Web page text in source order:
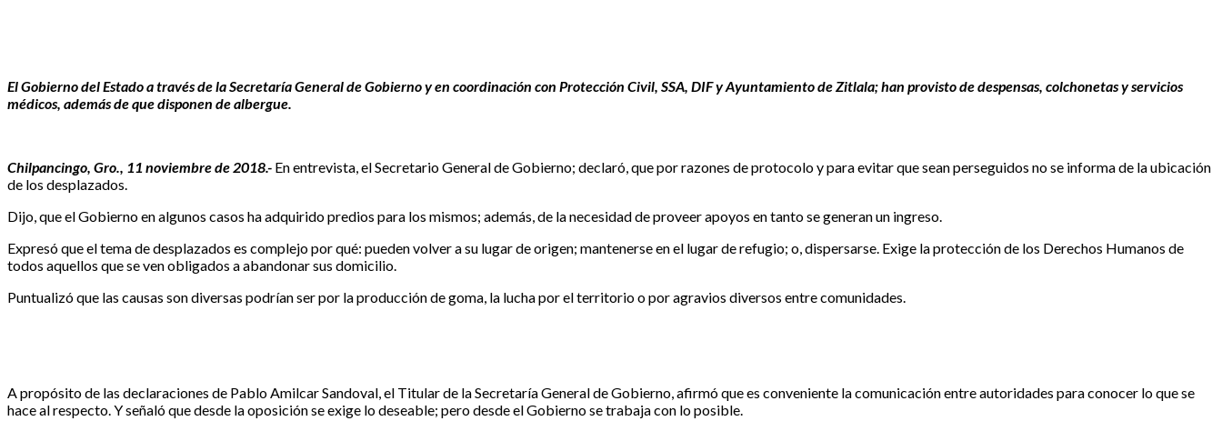
El Gobierno del Estado a través de la Secretaría General de Gobierno y en coordinación con Protección Civil, SSA, DIF y Ayuntamiento de Zitlala; han provisto de despensas, colchonetas y servicios
médicos, además de que disponen de albergue.
Chilpancingo, Gro., 11 noviembre de 2018.- En entrevista, el Secretario General de Gobierno; declaró, que por razones de protocolo y para evitar que sean perseguidos no se informa de la ubicación
de los desplazados.
Dijo, que el Gobierno en algunos casos ha adquirido predios para los mismos; además, de la necesidad de proveer apoyos en tanto se generan un ingreso.
Expresó que el tema de desplazados es complejo por qué: pueden volver a su lugar de origen; mantenerse en el lugar de refugio; o, dispersarse. Exige la protección de los Derechos Humanos de
todos aquellos que se ven obligados a abandonar sus domicilio.
Puntualizó que las causas son diversas podrían ser por la producción de goma, la lucha por el territorio o por agravios diversos entre comunidades.
A propósito de las declaraciones de Pablo Amilcar Sandoval, el Titular de la Secretaría General de Gobierno, afirmó que es conveniente la comunicación entre autoridades para conocer lo que se
hace al respecto. Y señaló que desde la oposición se exige lo deseable; pero desde el Gobierno se trabaja con lo posible.